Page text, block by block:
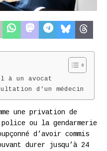
à un avocat
d’un médecin
une privation de
ou la gendarmerie
d’avoir commis
durer jusqu’à 24